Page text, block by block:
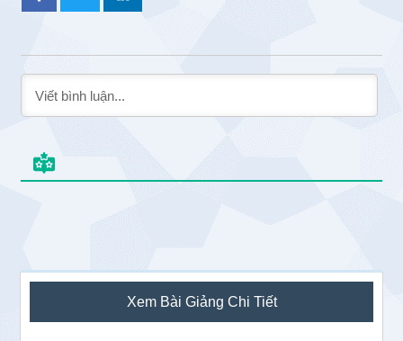
Sidebar
chính
Xem Bài Giảng Chi Tiết